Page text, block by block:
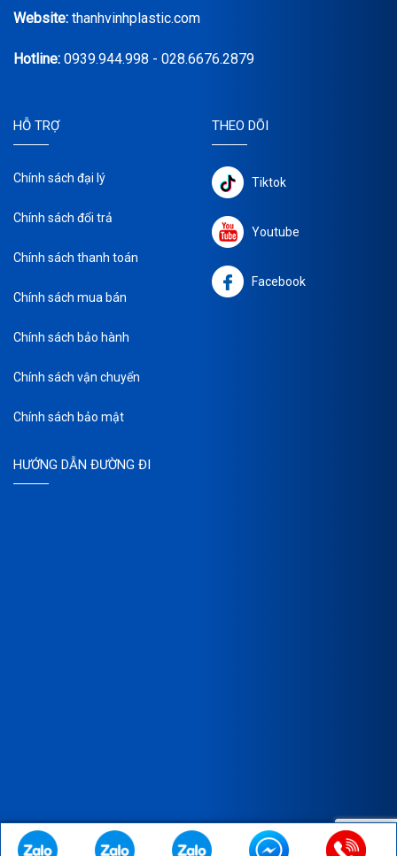
Website: thanhvinhplastic.com
Hotline: 0939.944.998 - 028.6676.2879
HỖ TRỢ
Chính sách đại lý
Chính sách đổi trả
Chính sách thanh toán
Chính sách mua bán
Chính sách bảo hành
Chính sách vận chuyển
Chính sách bảo mật
THEO DÕI
Tiktok
Youtube
Facebook
HƯỚNG DẪN ĐƯỜNG ĐI
Copyright © 2023 Bản quyền thuộc về CÔNG TY TNHH XNK SX